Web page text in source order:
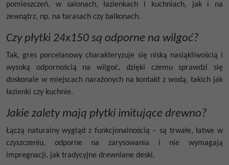
pomieszczeń, w salonach, łazienkach i kuchniach, jak i na
zewnątrz, np. na tarasach czy balkonach.
Czy płytki 24x150 są odporne na wilgoć?
Tak, gres porcelanowy charakteryzuje się niską nasiąkliwością i
wysoką odpornością na wilgoć, dzięki czemu sprawdzi się
doskonale w miejscach narażonych na kontakt z wodą, takich jak
łazienki czy kuchnie.
Jakie zalety mają płytki imitujące drewno?
Łączą naturalny wygląd z funkcjonalnością – są trwałe, łatwe w
czyszczeniu, odporne na zarysowania i nie wymagają
impregnacji, jak tradycyjne drewniane deski.